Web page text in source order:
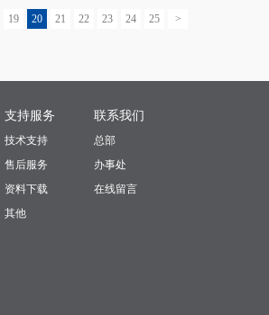
19 20 21 22 23 24 25 >
支持服务
技术支持
售后服务
资料下载
其他
联系我们
总部
办事处
在线留言